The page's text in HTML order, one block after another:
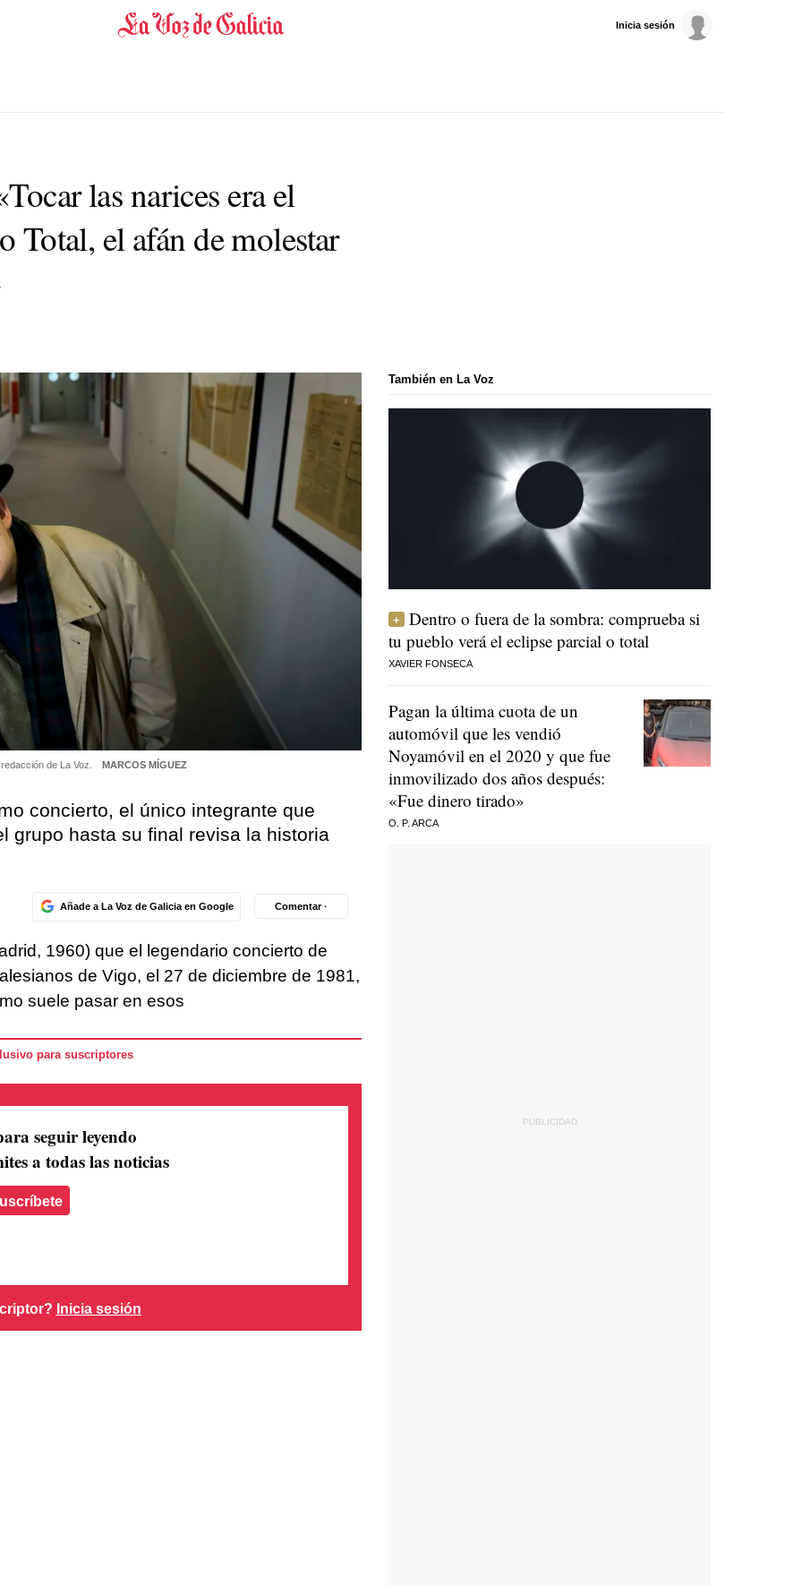
Inicia sesión
las narices era el
Total, el afán de molestar
de La Voz. MARCOS MÍGUEZ
concierto, el único integrante que
grupo hasta su final revisa la historia
Añade a La Voz de Galicia en Google Comentar ·
1960) que el legendario concierto de
de Vigo, el 27 de diciembre de 1981,
suele pasar en esos
para suscriptores
seguir leyendo
a todas las noticias
Inicia sesión
También en La Voz
Dentro o fuera de la sombra: comprueba si
tu pueblo verá el eclipse parcial o total
XAVIER FONSECA
Pagan la última cuota de un
automóvil que les vendió
Noyamóvil en el 2020 y que fue
inmovilizado dos años después:
«Fue dinero tirado»
O. P. ARCA